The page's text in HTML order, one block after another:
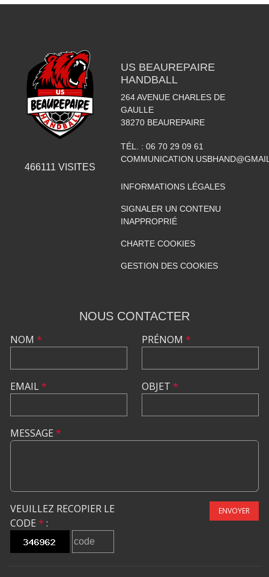
466111 VISITES
US BEAUREPAIRE
HANDBALL
264 AVENUE CHARLES DE
GAULLE
38270 BEAUREPAIRE
TÉL. : 06 70 29 09 61
INFORMATIONS LÉGALES
SIGNALER UN CONTENU
INAPPROPRIÉ
CHARTE COOKIES
GESTION DES COOKIES
NOUS CONTACTER
NOM *
EMAIL*
PRÉNOM *
OBJET *
MESSAGE *
VEUILLEZ RECOPIER LE
CODE * :
ENVOYER